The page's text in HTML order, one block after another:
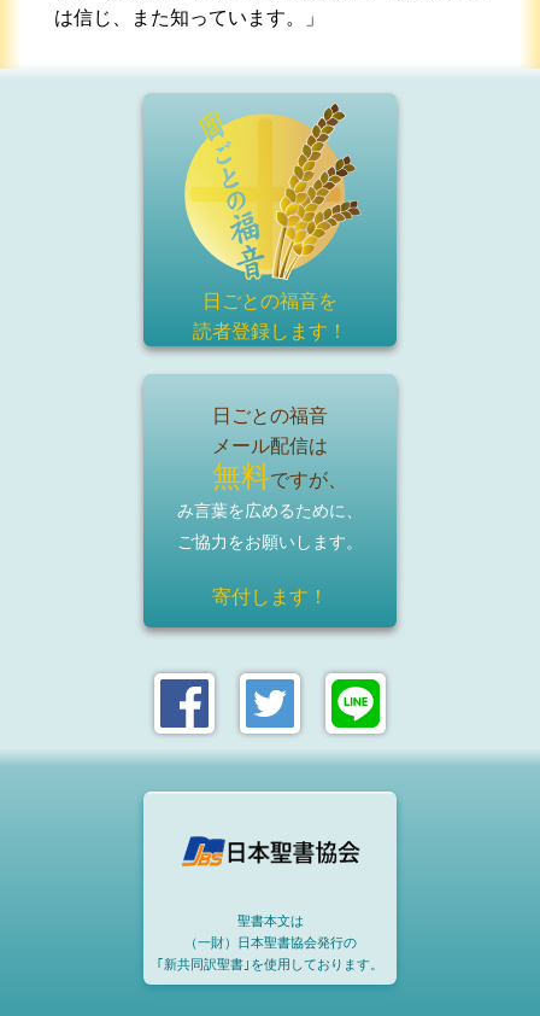
は信じ、また知っています。」
日ごとの福音を
読者登録します！
日ごとの福音
メール配信は
無料ですが、
み言葉を広めるために、
ご協力をお願いします。
寄付します！
聖書本文は
（一財）日本聖書協会発行の
｢新共同訳聖書｣を使用しております。